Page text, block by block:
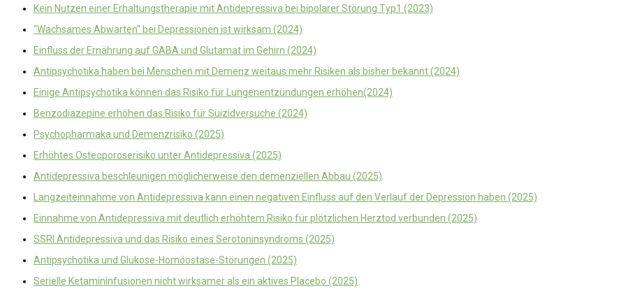
Kein Nutzen einer Erhaltungstherapie mit Antidepressiva bei bipolarer Störung Typ1 (2023)
"Wachsames Abwarten" bei Depressionen ist wirksam (2024)
Einfluss der Ernährung auf GABA und Glutamat im Gehirn (2024)
Antipsychotika haben bei Menschen mit Demenz weitaus mehr Risiken als bisher bekannt (2024)
Einige Antipsychotika können das Risiko für Lungenentzündungen erhöhen(2024)
Benzodiazepine erhöhen das Risiko für Suizidversuche (2024)
Psychopharmaka und Demenzrisiko (2025)
Erhöhtes Osteoporoserisiko unter Antidepressiva (2025)
Antidepressiva beschleunigen möglicherweise den demenziellen Abbau (2025)
Langzeiteinnahme von Antidepressiva kann einen negativen Einfluss auf den Verlauf der Depression haben (2025)
Einnahme von Antidepressiva mit deutlich erhöhtem Risiko für plötzlichen Herztod verbunden (2025)
SSRI Antidepressiva und das Risiko eines Serotoninsyndroms (2025)
Antipsychotika und Glukose-Homöostase-Störungen (2025)
Serielle Ketamininfusionen nicht wirksamer als ein aktives Placebo (2025)